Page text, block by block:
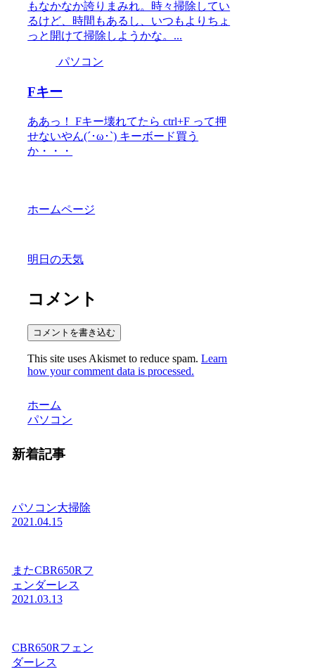
もなかなか誇りまみれ。時々掃除してい
るけど、時間もあるし、いつもよりちょ
っと開けて掃除しようかな。...
パソコン
Fキー
ああっ！ Fキー壊れてたら ctrl+F って押
せないやん(´･ω･`) キーボード買う
か・・・
ホームページ
明日の天気
コメント
コメントを書き込む
This site uses Akismet to reduce spam.Learn
how your comment data is processed.
ホーム
パソコン
新着記事
パソコン大掃除
2021.04.15
またCBR650Rフ
ェンダーレス
2021.03.13
CBR650Rフェン
ダーレス